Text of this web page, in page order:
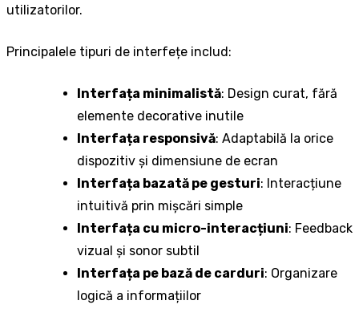
utilizatorilor.
Principalele tipuri de interfețe includ:
Interfața minimalistă: Design curat, fără
elemente decorative inutile
Interfața responsivă: Adaptabilă la orice
dispozitiv și dimensiune de ecran
Interfața bazată pe gesturi: Interacțiune
intuitivă prin mișcări simple
Interfața cu micro-interacțiuni: Feedback
vizual și sonor subtil
Interfața pe bază de carduri: Organizare
logică a informațiilor